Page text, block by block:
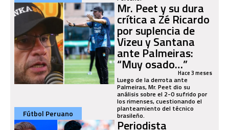
Mr. Peet y su dura
crítica a Zé Ricardo
por suplencia de
Vizeu y Santana
ante Palmeiras:
“Muy osado…”Hace 3 meses
Luego de la derrota ante
Palmeiras, Mr. Peet dio su
análisis sobre el 2-0 sufrido por
los rimenses, cuestionando el
planteamiento del técnico
brasileño.
Fútbol Peruano
Periodista